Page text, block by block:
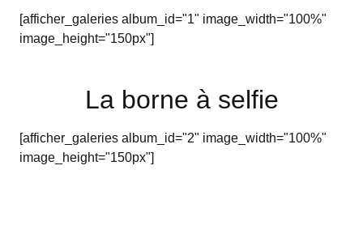
[afficher_galeries album_id="1" image_width="100%"
image_height="150px"]
La borne à selfie
[afficher_galeries album_id="2" image_width="100%"
image_height="150px"]